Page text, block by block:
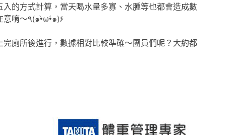
的方式計算，當天喝水量多寡、水腫等也都會造成數
據差異，因此些許的小波動其實不必太過在意唷～٩(๑•̀ω•́๑)۶
廁所後進行，數據相對比較準確～團員們呢？大約都